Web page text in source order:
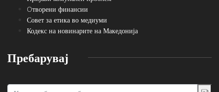
Oтворени финансии
Совет за етика во медиуми
Кодекс на новинарите на Македонија
Пребарувај